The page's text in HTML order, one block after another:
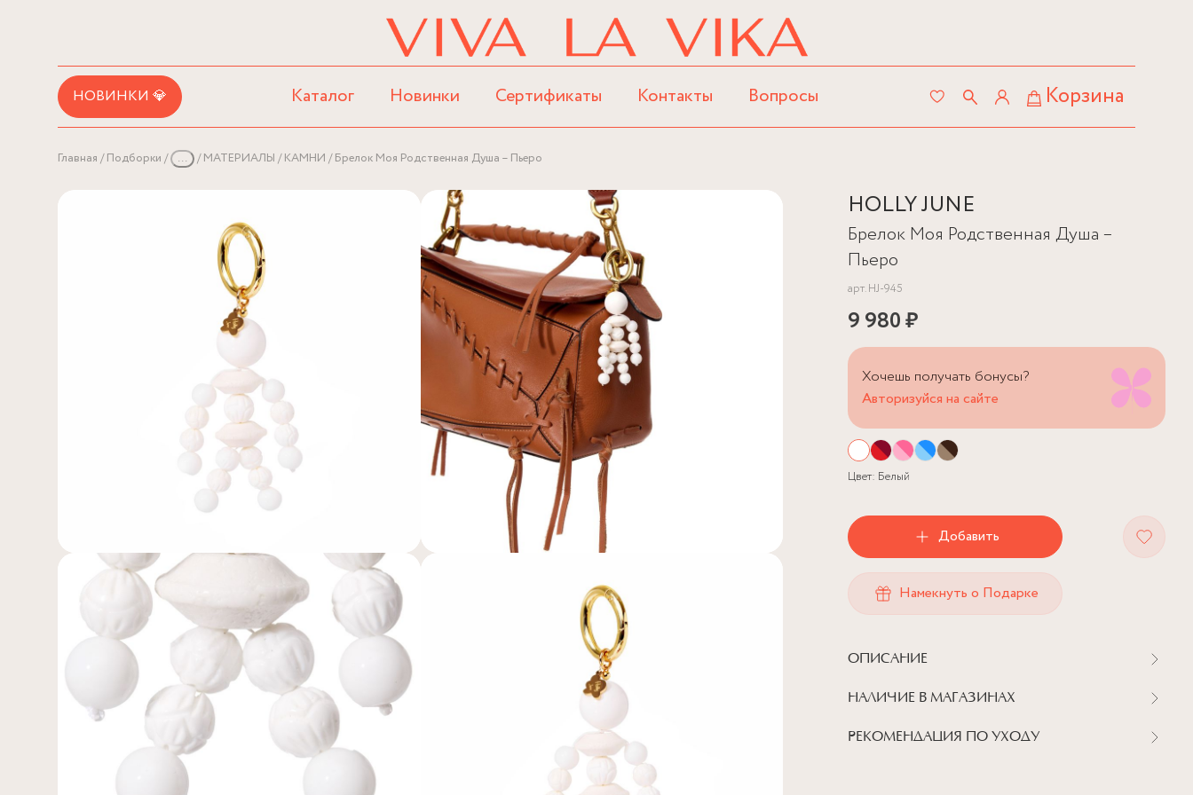
НОВИНКИ 💎 Каталог Новинки Сертификаты Контакты Вопросы Корзина
Главная Подборки ... МАТЕРИАЛЫ КАМНИ Брелок Моя Родственная Душа – Пьеро
HOLLY JUNE
Брелок Моя Родственная Душа –
Пьеро
арт.HJ-945
9 980 ₽
Хочешь получать бонусы?
Авторизуйся на сайте
Цвет: Белый
Добавить
Намекнуть о Подарке
ОПИСАНИЕ
НАЛИЧИЕ В МАГАЗИНАХ
РЕКОМЕНДАЦИЯ ПО УХОДУ